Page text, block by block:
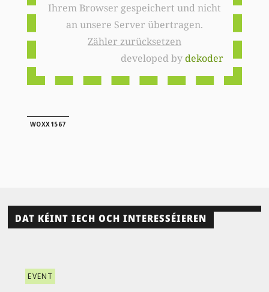
Ihrem Browser gespeichert und nicht
an unsere Server übertragen.
Zähler zurücksetzen
developed bydekoder
WOXX1567
DAT KÉINT IECH OCH INTERESSÉIEREN
EVENT